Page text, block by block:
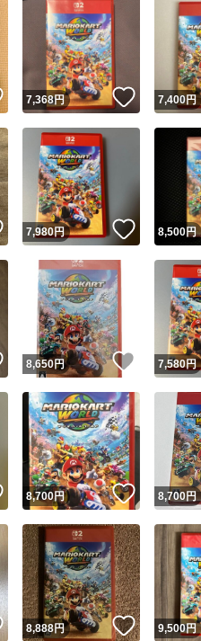
取引実績◯+ このユ
他フリマ実績◯+ このユ
スピード&安心発送
※このバッジは実績に基づく表示であり
スピード＆安心発送
このユ
ます
スピード発送 このユー
安心発送 このユ
コピーは
1商品につき1回で
いいね！
7,368円 いいね！
7,400円
いいね！
7,980円 いいね！
8,500円
いいね！
8,650円 いいね！
7,580円
いいね！
8,700円 いいね！
8,700円
いいね！
8,888円 いいね！
9,500円